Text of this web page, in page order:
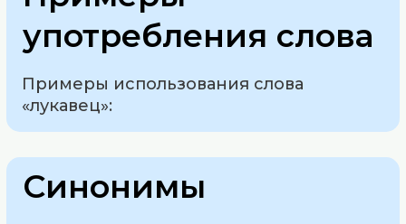
употребления слова
Примеры использования слова
«лукавец»:
Синонимы